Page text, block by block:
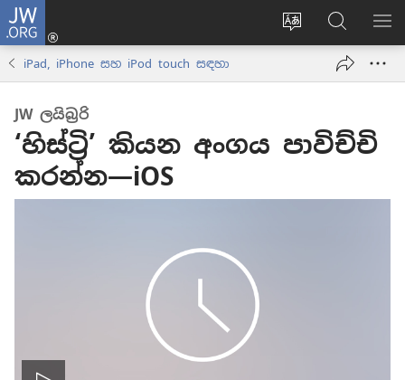
JW.ORG
Change
language
ලොගින්
(opens
JW.ORG
වෙබ්
අඩවියෙන්
iPad, iPhone සහ iPod touch සඳහා
JW ලයිබ්‍රරි
‘හිස්ට්‍රි’ කියන අංගය පාවිච්චි
කරන්න—iOS